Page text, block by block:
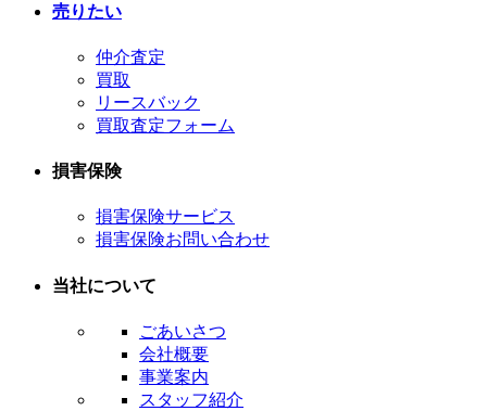
売りたい
仲介査定
買取
リースバック
買取査定フォーム
損害保険
損害保険サービス
損害保険お問い合わせ
当社について
ごあいさつ
会社概要
事業案内
スタッフ紹介